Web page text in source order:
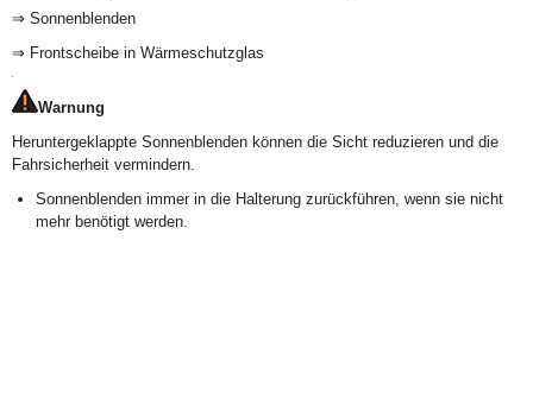
⇒ Sonnenblenden
⇒ Frontscheibe in Wärmeschutzglas
Warnung
Heruntergeklappte Sonnenblenden können die Sicht reduzieren und die
Fahrsicherheit vermindern.
Sonnenblenden immer in die Halterung zurückführen, wenn sie nicht
mehr benötigt werden.